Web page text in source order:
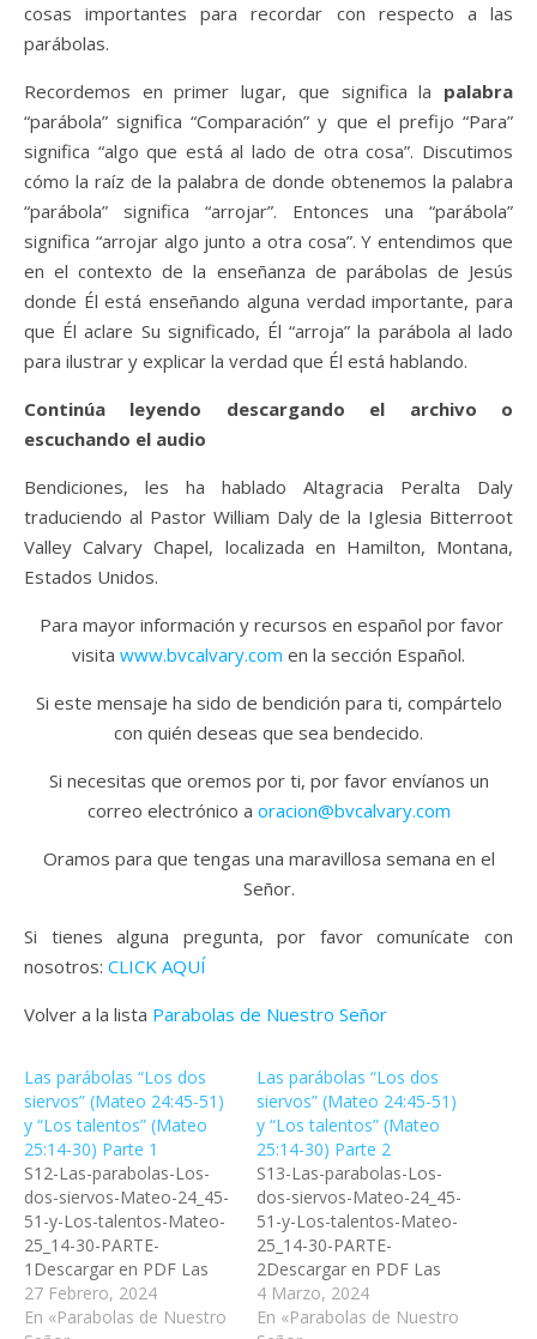
cosas importantes para recordar con respecto a las
parábolas.
Recordemos en primer lugar, que significa la palabra
“parábola” significa “Comparación” y que el prefijo “Para”
significa “algo que está al lado de otra cosa”. Discutimos
cómo la raíz de la palabra de donde obtenemos la palabra
“parábola” significa “arrojar”. Entonces una “parábola”
significa “arrojar algo junto a otra cosa”. Y entendimos que
en el contexto de la enseñanza de parábolas de Jesús
donde Él está enseñando alguna verdad importante, para
que Él aclare Su significado, Él “arroja” la parábola al lado
para ilustrar y explicar la verdad que Él está hablando.
Continúa leyendo descargando el archivo o
escuchando el audio
Bendiciones, les ha hablado Altagracia Peralta Daly
traduciendo al Pastor William Daly de la Iglesia Bitterroot
Valley Calvary Chapel, localizada en Hamilton, Montana,
Estados Unidos.
Para mayor información y recursos en español por favor
visita www.bvcalvary.com en la sección Español.
Si este mensaje ha sido de bendición para ti, compártelo
con quién deseas que sea bendecido.
Si necesitas que oremos por ti, por favor envíanos un
correo electrónico a oracion@bvcalvary.com
Oramos para que tengas una maravillosa semana en el
Señor.
Si tienes alguna pregunta, por favor comunícate con
nosotros: CLICK AQUÍ
Volver a la lista Parabolas de Nuestro Señor
Las parábolas “Los dos
siervos” (Mateo 24:45-51)
y “Los talentos” (Mateo
25:14-30) Parte 1
S12-Las-parabolas-Los-
dos-siervos-Mateo-24_45-
51-y-Los-talentos-Mateo-
25_14-30-PARTE-
1Descargar en PDF Las
parábolas de nuestro
Señor Las parábolas “Los
27 Febrero, 2024
En «Parabolas de Nuestro
Las parábolas “Los dos
siervos” (Mateo 24:45-51)
y “Los talentos” (Mateo
25:14-30) Parte 2
S13-Las-parabolas-Los-
dos-siervos-Mateo-24_45-
51-y-Los-talentos-Mateo-
25_14-30-PARTE-
2Descargar en PDF Las
parábolas de nuestro
Señor Las parábolas “Los
4 Marzo, 2024
En «Parabolas de Nuestro